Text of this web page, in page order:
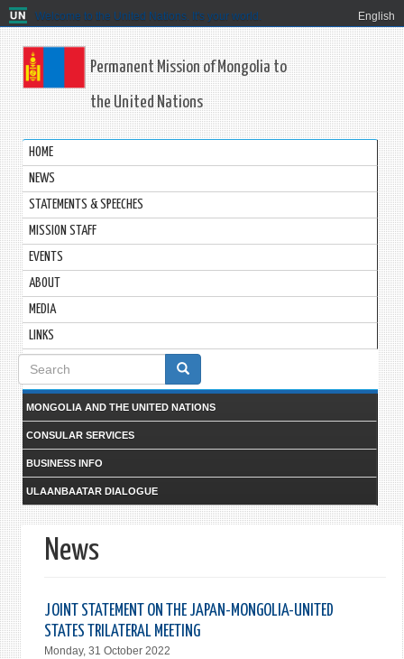
Welcome to the United Nations. It's your world. English
Permanent Mission of Mongolia to
the United Nations
HOME
NEWS
STATEMENTS & SPEECHES
MISSION STAFF
EVENTS
ABOUT
MEDIA
LINKS
Search
form
MONGOLIA AND THE UNITED NATIONS
CONSULAR SERVICES
BUSINESS INFO
ULAANBAATAR DIALOGUE
News
JOINT STATEMENT ON THE JAPAN-MONGOLIA-UNITED
STATES TRILATERAL MEETING
Monday, 31 October 2022